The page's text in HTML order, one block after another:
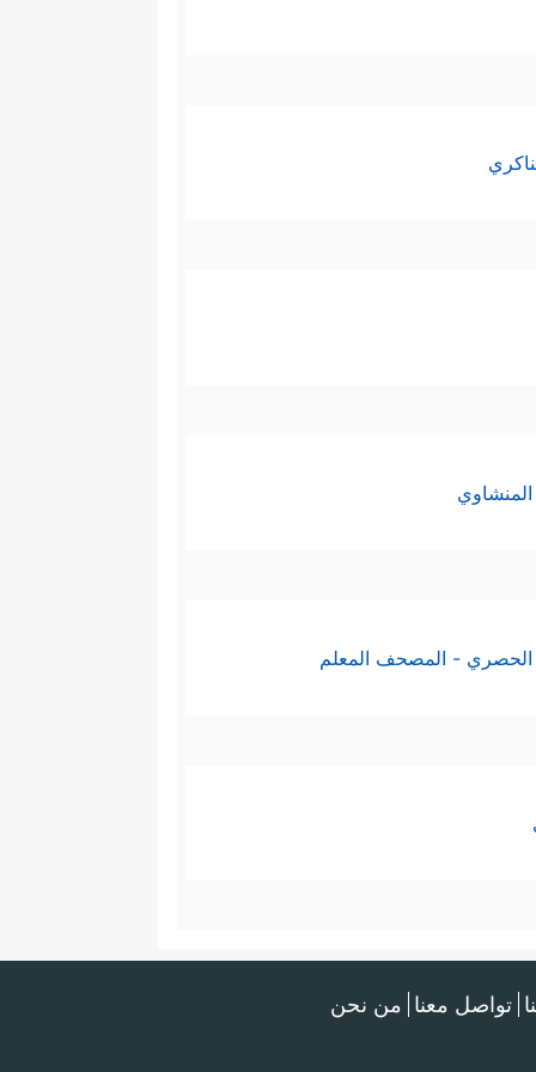
الحصري - المصحف المعلم
تواصل معنا من نحن